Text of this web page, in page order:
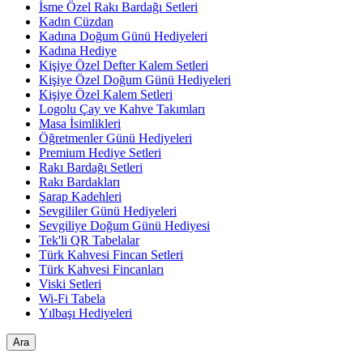
İsme Özel Rakı Bardağı Setleri
Kadın Cüzdan
Kadına Doğum Günü Hediyeleri
Kadına Hediye
Kişiye Özel Defter Kalem Setleri
Kişiye Özel Doğum Günü Hediyeleri
Kişiye Özel Kalem Setleri
Logolu Çay ve Kahve Takımları
Masa İsimlikleri
Öğretmenler Günü Hediyeleri
Premium Hediye Setleri
Rakı Bardağı Setleri
Rakı Bardakları
Şarap Kadehleri
Sevgililer Günü Hediyeleri
Sevgiliye Doğum Günü Hediyesi
Tek'li QR Tabelalar
Türk Kahvesi Fincan Setleri
Türk Kahvesi Fincanları
Viski Setleri
Wi-Fi Tabela
Yılbaşı Hediyeleri
Ara